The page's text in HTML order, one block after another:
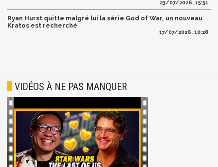
23/07/2026, 15:51
Ryan Hurst quitte malgré lui la série God of War, un nouveau
Kratos est recherché
17/07/2026, 10:28
VIDÉOS À NE PAS MANQUER